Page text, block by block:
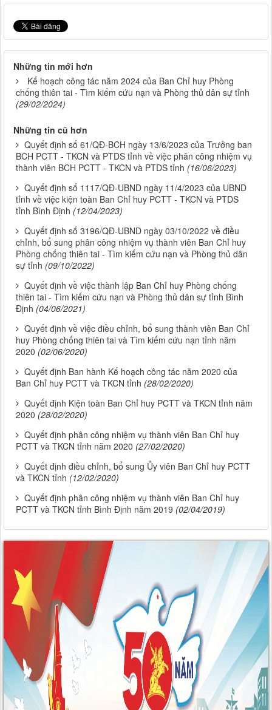
Những tin mới hơn
Kế hoạch công tác năm 2024 của Ban Chỉ huy Phòng
chống thiên tai - Tìm kiếm cứu nạn và Phòng thủ dân sự tỉnh
(29/02/2024)
Những tin cũ hơn
Quyết định số 61/QĐ-BCH ngày 13/6/2023 của Trưởng ban
BCH PCTT - TKCN và PTDS tỉnh về việc phân công nhiệm vụ
thành viên BCH PCTT - TKCN và PTDS tỉnh (16/06/2023)
Quyết định số 1117/QĐ-UBND ngày 11/4/2023 của UBND
tỉnh về việc kiện toàn Ban Chỉ huy PCTT - TKCN và PTDS
tỉnh Bình Định (12/04/2023)
Quyết định số 3196/QĐ-UBND ngày 03/10/2022 về điều
chỉnh, bổ sung phân công nhiệm vụ thành viên Ban Chỉ huy
Phòng chống thiên tai - Tìm kiếm cứu nạn và Phòng thủ dân
sự tỉnh (09/10/2022)
Quyết định về việc thành lập Ban Chỉ huy Phòng chống
thiên tai - Tìm kiếm cứu nạn và Phòng thủ dân sự tỉnh Bình
Định (04/06/2021)
Quyết định về việc điều chỉnh, bổ sung thành viên Ban Chỉ
huy Phòng chống thiên tai và Tìm kiếm cứu nạn tỉnh năm
2020 (02/06/2020)
Quyết định Ban hành Kế hoạch công tác năm 2020 của
Ban Chỉ huy PCTT và TKCN tỉnh (28/02/2020)
Quyết định Kiện toàn Ban Chỉ huy PCTT và TKCN tỉnh năm
2020 (28/02/2020)
Quyết định phân công nhiệm vụ thành viên Ban Chỉ huy
PCTT và TKCN tỉnh năm 2020 (27/02/2020)
Quyết định điều chỉnh, bổ sung Ủy viên Ban Chỉ huy PCTT
và TKCN tỉnh (12/02/2020)
Quyết định phân công nhiệm vụ thành viên Ban Chỉ huy
PCTT và TKCN tỉnh Bình Định năm 2019 (02/04/2019)